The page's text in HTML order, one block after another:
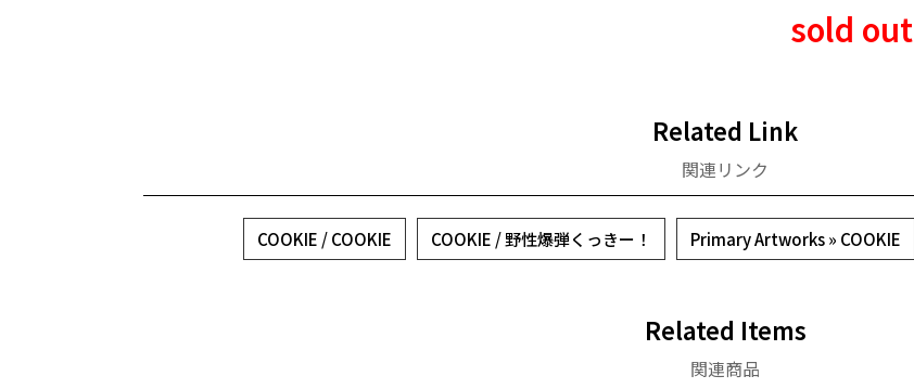
sold out
Related Link
関連リンク
COOKIE / COOKIE COOKIE / 野性爆弾くっきー！ Primary Artworks » COOKIE
Related Items
関連商品